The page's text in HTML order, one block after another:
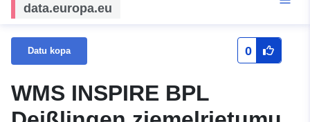
data.europa.eu
Datu kopa 0
WMS INSPIRE BPL